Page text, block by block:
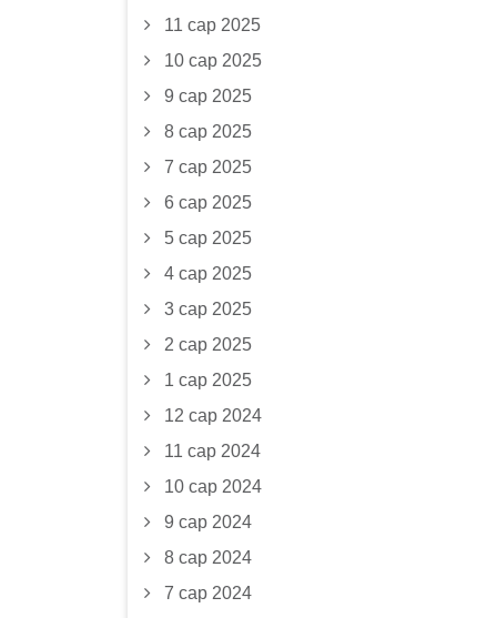
11 сар 2025
10 сар 2025
9 сар 2025
8 сар 2025
7 сар 2025
6 сар 2025
5 сар 2025
4 сар 2025
3 сар 2025
2 сар 2025
1 сар 2025
12 сар 2024
11 сар 2024
10 сар 2024
9 сар 2024
8 сар 2024
7 сар 2024